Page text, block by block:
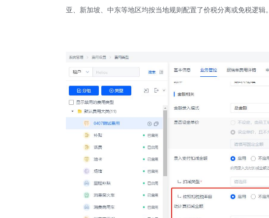
亚、新加坡、中东等地区均按当地规则配置了价税分离或免税逻辑。